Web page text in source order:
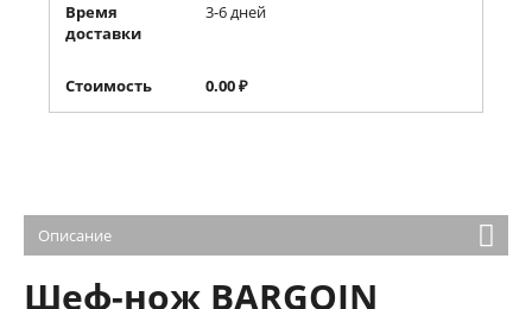
Время
доставки
3-6 дней
Стоимость 0.00 ₽
Описание
Шеф-нож BARGOIN